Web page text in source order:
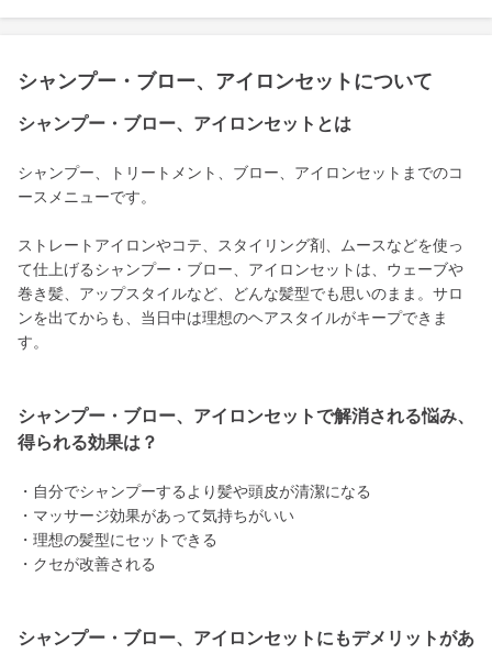
シャンプー・ブロー、アイロンセットについて
シャンプー・ブロー、アイロンセットとは
シャンプー、トリートメント、ブロー、アイロンセットまでのコ
ースメニューです。
ストレートアイロンやコテ、スタイリング剤、ムースなどを使っ
て仕上げるシャンプー・ブロー、アイロンセットは、ウェーブや
巻き髪、アップスタイルなど、どんな髪型でも思いのまま。サロ
ンを出てからも、当日中は理想のヘアスタイルがキープできま
す。
シャンプー・ブロー、アイロンセットで解消される悩み、
得られる効果は？
・自分でシャンプーするより髪や頭皮が清潔になる
・マッサージ効果があって気持ちがいい
・理想の髪型にセットできる
・クセが改善される
シャンプー・ブロー、アイロンセットにもデメリットがあ